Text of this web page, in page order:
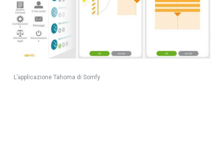
L’applicazione Tahoma di Somfy